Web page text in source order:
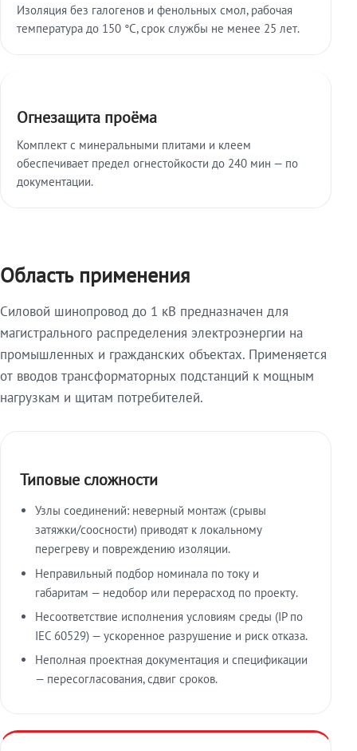
Изоляция без галогенов и фенольных смол, рабочая
температура до 150 °C, срок службы не менее 25 лет.
Огнезащита проёма
Комплект с минеральными плитами и клеем
обеспечивает предел огнестойкости до 240 мин — по
документации.
Область применения
Силовой шинопровод до 1 кВ предназначен для
магистрального распределения электроэнергии на
промышленных и гражданских объектах. Применяется
от вводов трансформаторных подстанций к мощным
нагрузкам и щитам потребителей.
Типовые сложности
Узлы соединений: неверный монтаж (срывы
затяжки/соосности) приводят к локальному
перегреву и повреждению изоляции.
Неправильный подбор номинала по току и
габаритам — недобор или перерасход по проекту.
Несоответствие исполнения условиям среды (IP по
IEC 60529) — ускоренное разрушение и риск отказа.
Неполная проектная документация и спецификации
— пересогласования, сдвиг сроков.